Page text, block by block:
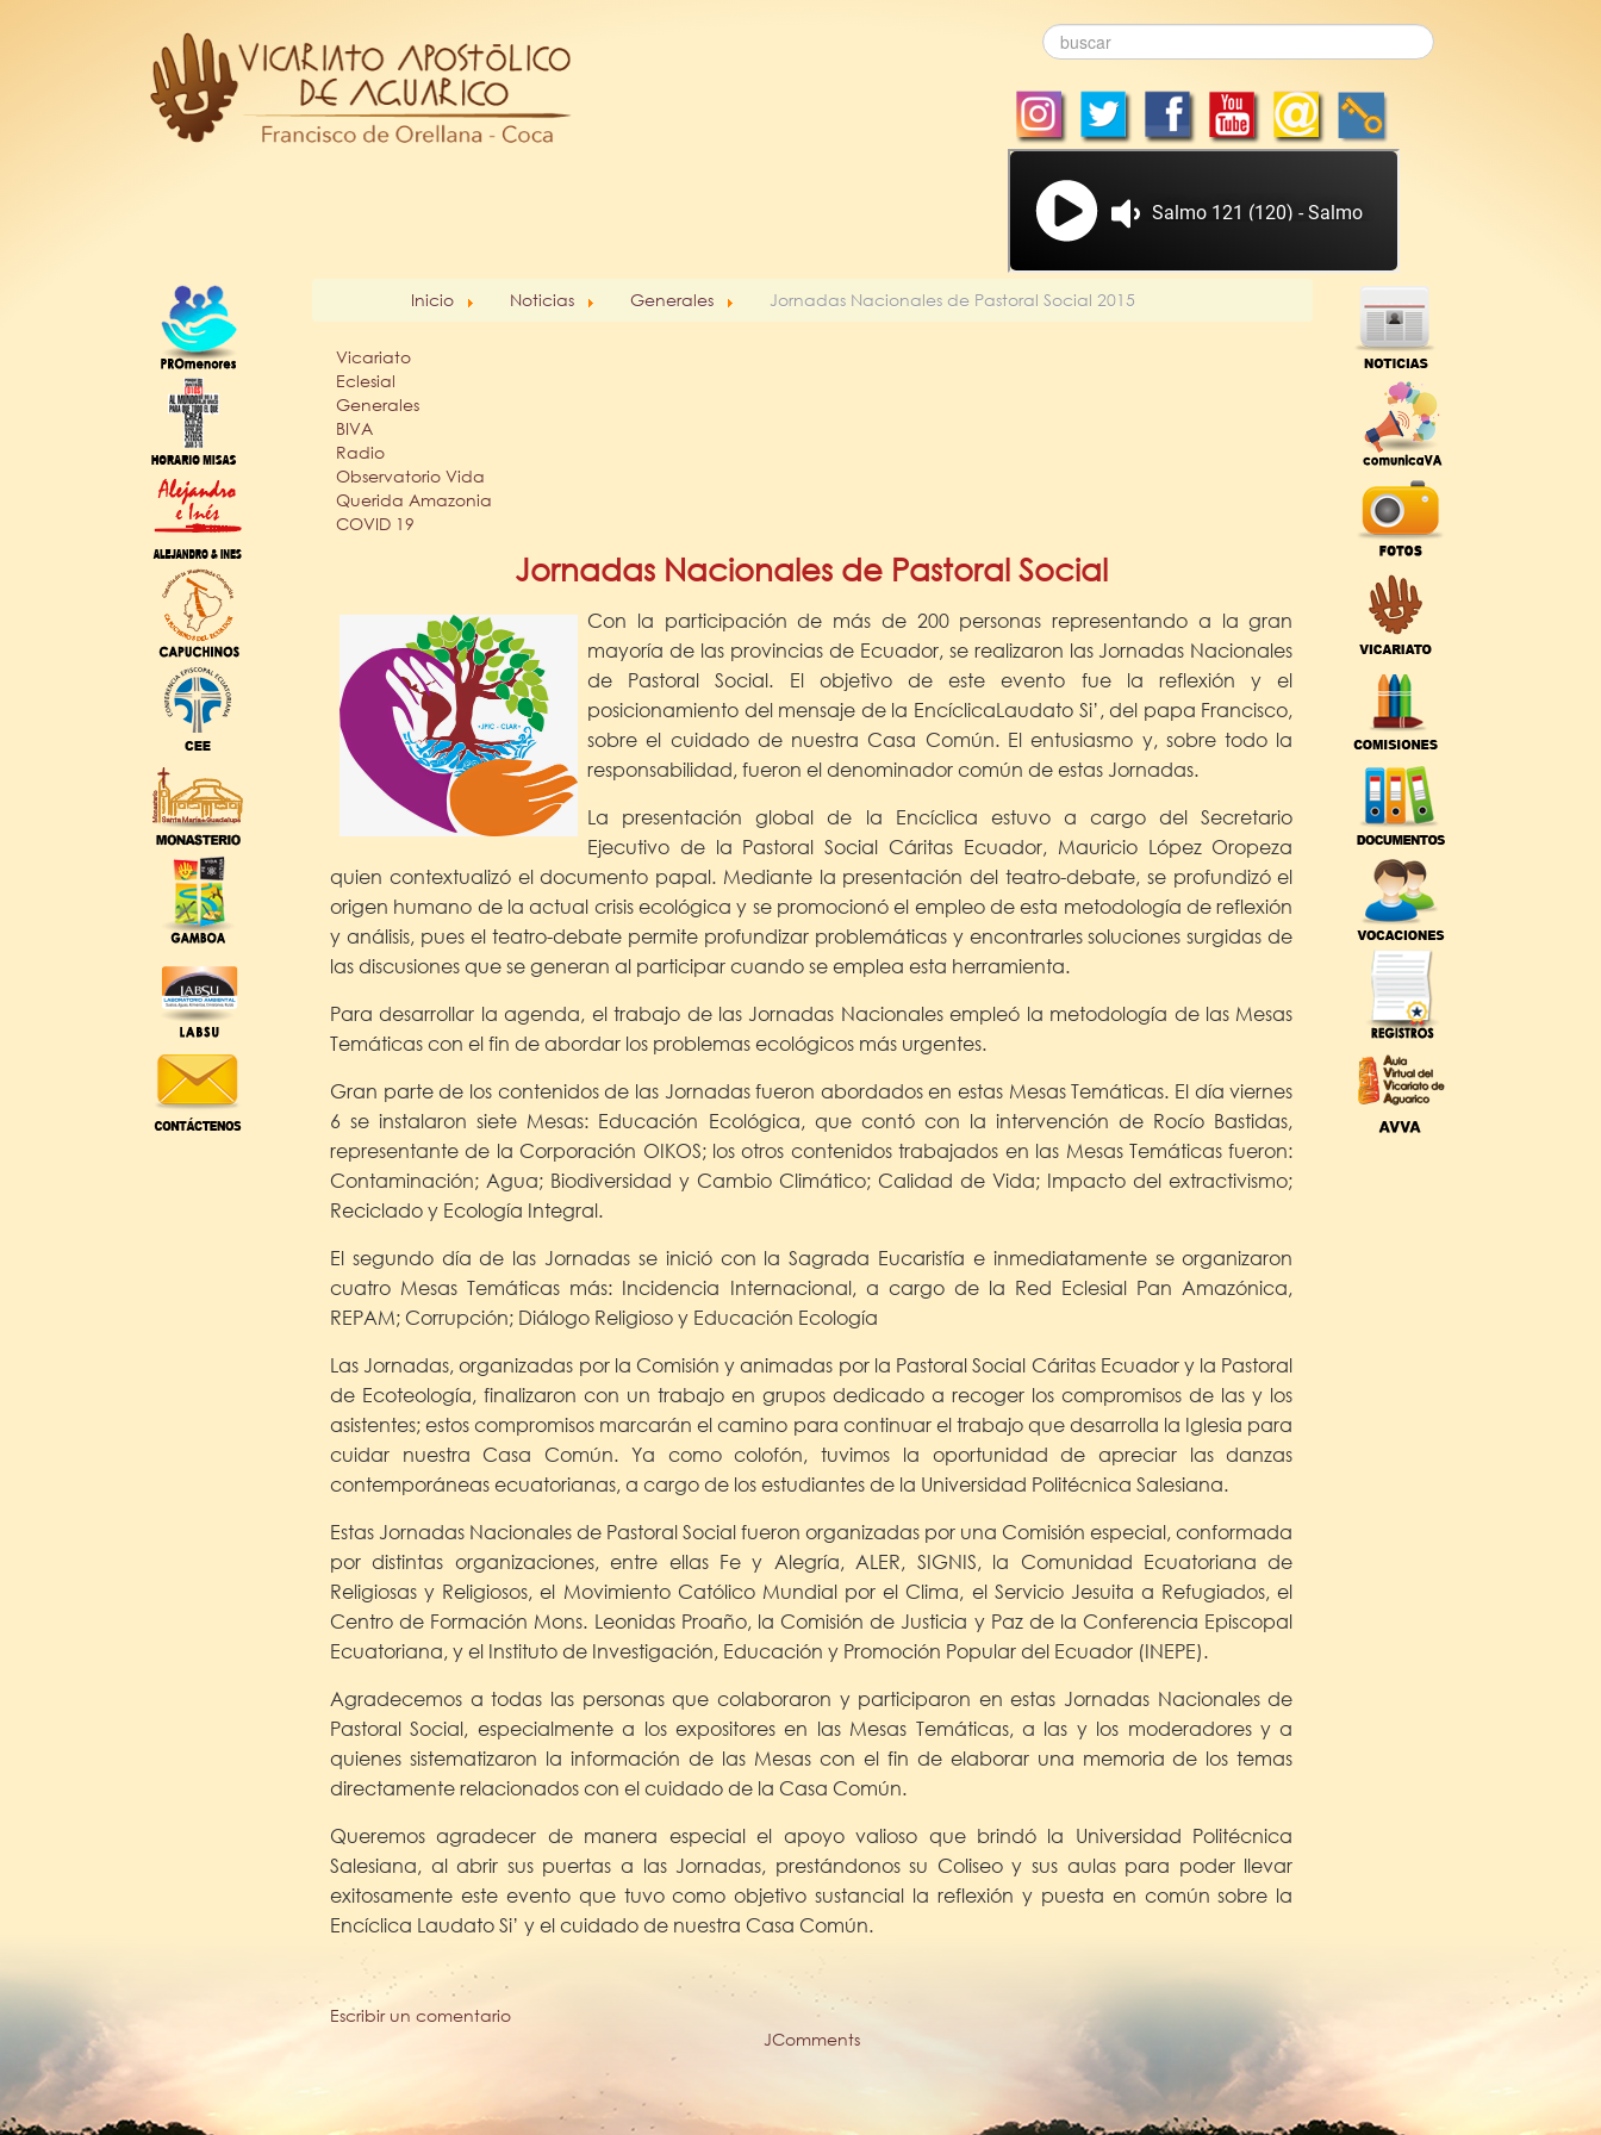
Inicio Noticias Generales Jornadas Nacionales de Pastoral Social 2015
Vicariato
Eclesial
Generales
BIVA
Radio
Observatorio Vida
Querida Amazonia
COVID 19
Jornadas Nacionales de Pastoral Social
Con la participación de más de 200 personas representando a la gran
mayoría de las provincias de Ecuador, se realizaron las Jornadas Nacionales
de Pastoral Social. El objetivo de este evento fue la reflexión y el
posicionamiento del mensaje de la EncíclicaLaudato Si’, del papa Francisco,
sobre el cuidado de nuestra Casa Común. El entusiasmo y, sobre todo la
responsabilidad, fueron el denominador común de estas Jornadas.
La presentación global de la Encíclica estuvo a cargo del Secretario
Ejecutivo de la Pastoral Social Cáritas Ecuador, Mauricio López Oropeza
quien contextualizó el documento papal. Mediante la presentación del teatro-debate, se profundizó el
origen humano de la actual crisis ecológica y se promocionó el empleo de esta metodología de reflexión
y análisis, pues el teatro-debate permite profundizar problemáticas y encontrarles soluciones surgidas de
las discusiones que se generan al participar cuando se emplea esta herramienta.
Para desarrollar la agenda, el trabajo de las Jornadas Nacionales empleó la metodología de las Mesas
Temáticas con el fin de abordar los problemas ecológicos más urgentes.
Gran parte de los contenidos de las Jornadas fueron abordados en estas Mesas Temáticas. El día viernes
6 se instalaron siete Mesas: Educación Ecológica, que contó con la intervención de Rocío Bastidas,
representante de la Corporación OIKOS; los otros contenidos trabajados en las Mesas Temáticas fueron:
Contaminación; Agua; Biodiversidad y Cambio Climático; Calidad de Vida; Impacto del extractivismo;
Reciclado y Ecología Integral.
El segundo día de las Jornadas se inició con la Sagrada Eucaristía e inmediatamente se organizaron
cuatro Mesas Temáticas más: Incidencia Internacional, a cargo de la Red Eclesial Pan Amazónica,
REPAM; Corrupción; Diálogo Religioso y Educación Ecología
Las Jornadas, organizadas por la Comisión y animadas por la Pastoral Social Cáritas Ecuador y la Pastoral
de Ecoteología, finalizaron con un trabajo en grupos dedicado a recoger los compromisos de las y los
asistentes; estos compromisos marcarán el camino para continuar el trabajo que desarrolla la Iglesia para
cuidar nuestra Casa Común. Ya como colofón, tuvimos la oportunidad de apreciar las danzas
contemporáneas ecuatorianas, a cargo de los estudiantes de la Universidad Politécnica Salesiana.
Estas Jornadas Nacionales de Pastoral Social fueron organizadas por una Comisión especial, conformada
por distintas organizaciones, entre ellas Fe y Alegría, ALER, SIGNIS, la Comunidad Ecuatoriana de
Religiosas y Religiosos, el Movimiento Católico Mundial por el Clima, el Servicio Jesuita a Refugiados, el
Centro de Formación Mons. Leonidas Proaño, la Comisión de Justicia y Paz de la Conferencia Episcopal
Ecuatoriana, y el Instituto de Investigación, Educación y Promoción Popular del Ecuador (INEPE).
Agradecemos a todas las personas que colaboraron y participaron en estas Jornadas Nacionales de
Pastoral Social, especialmente a los expositores en las Mesas Temáticas, a las y los moderadores y a
quienes sistematizaron la información de las Mesas con el fin de elaborar una memoria de los temas
directamente relacionados con el cuidado de la Casa Común.
Queremos agradecer de manera especial el apoyo valioso que brindó la Universidad Politécnica
Salesiana, al abrir sus puertas a las Jornadas, prestándonos su Coliseo y sus aulas para poder llevar
exitosamente este evento que tuvo como objetivo sustancial la reflexión y puesta en común sobre la
Encíclica Laudato Si’ y el cuidado de nuestra Casa Común.
Escribir un comentario
JComments